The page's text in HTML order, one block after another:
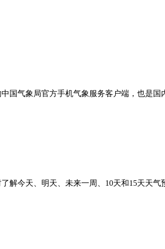
国气象局官方手机气象服务客户端，也是
解今天、明天、未来一周、10天和15天天